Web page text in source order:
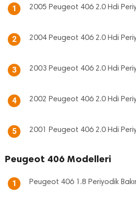
1 2005 Peugeot 406 2.0 Hdi
2 2004 Peugeot 406 2.0 Hdi
3 2003 Peugeot 406 2.0 Hdi
4 2002 Peugeot 406 2.0 Hdi
5 2001 Peugeot 406 2.0 Hdi
Peugeot 406 Modelleri
1 Peugeot 406 1.8 Periyodik